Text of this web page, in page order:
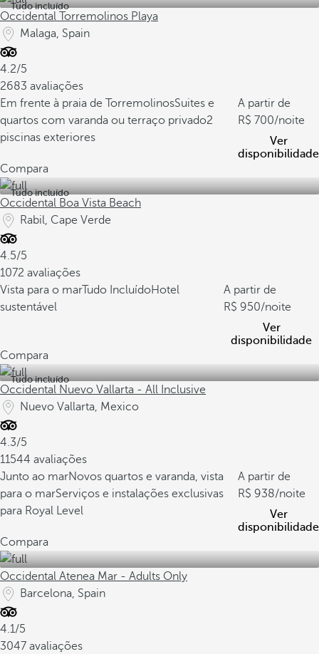
Tudo incluído
Occidental Torremolinos Playa
Malaga, Spain
4.2/5
2683 avaliações
Em frente à praia de TorremolinosSuites e
quartos com varanda ou terraço privado2
piscinas exteriores
A partir de
700/noite
Ver
disponibilidade
Compara
Tudo incluído
Occidental Boa Vista Beach
Rabil, Cape Verde
4.5/5
1072 avaliações
Vista para o marTudo IncluídoHotel
sustentável
A partir de
950/noite
Ver
disponibilidade
Compara
Tudo incluído
Occidental Nuevo Vallarta - All Inclusive
Nuevo Vallarta, Mexico
4.3/5
11544 avaliações
Junto ao marNovos quartos e varanda, vista
para o marServiços e instalações exclusivas
para Royal Level
A partir de
938/noite
Ver
disponibilidade
Compara
Occidental Atenea Mar - Adults Only
Barcelona, Spain
4.1/5
3047 avaliações